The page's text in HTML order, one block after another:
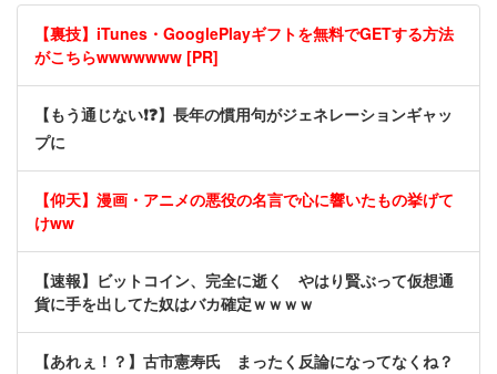
【裏技】iTunes・GooglePlayギフトを無料でGETする方法
がこちらwwwwwww [PR]
【もう通じない❗❓】長年の慣用句がジェネレーションギャッ
プに
【仰天】漫画・アニメの悪役の名言で心に響いたもの挙げて
けww
【速報】ビットコイン、完全に逝く やはり賢ぶって仮想通
貨に手を出してた奴はバカ確定ｗｗｗｗ
【あれぇ！？】古市憲寿氏 まったく反論になってなくね？